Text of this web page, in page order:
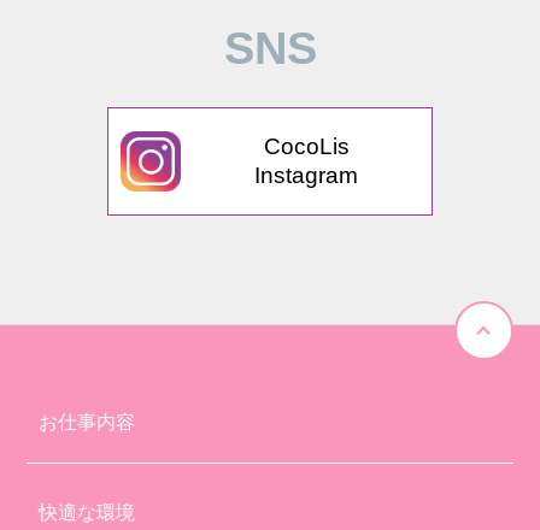
SNS
CocoLis
Instagram
お仕事内容
快適な環境